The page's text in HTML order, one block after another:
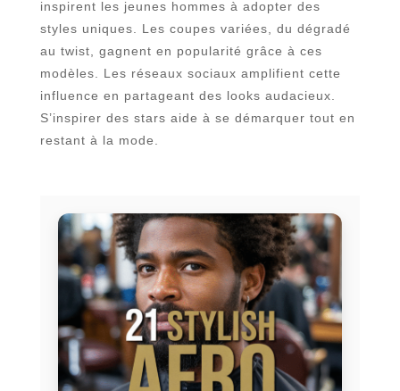
inspirent les jeunes hommes à adopter des
styles uniques. Les coupes variées, du dégradé
au twist, gagnent en popularité grâce à ces
modèles. Les réseaux sociaux amplifient cette
influence en partageant des looks audacieux.
S’inspirer des stars aide à se démarquer tout en
restant à la mode.